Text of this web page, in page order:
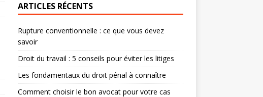
ARTICLES RÉCENTS
Rupture conventionnelle : ce que vous devez
savoir
Droit du travail : 5 conseils pour éviter les litiges
Les fondamentaux du droit pénal à connaître
Comment choisir le bon avocat pour votre cas